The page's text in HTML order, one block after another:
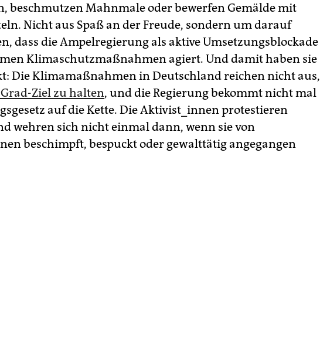
beschmutzen Mahnmale oder bewerfen Gemälde mit
Nicht aus Spaß an der Freude, sondern um darauf
dass die Ampelregierung als aktive Umsetzungsblockade
Klimaschutzmaßnahmen agiert. Und damit haben sie
Die Klimamaßnahmen in Deutschland reichen nicht aus,
Ziel zu halten, und die Regierung bekommt nicht mal
auf die Kette. Die Aktivis­t_in­nen protestieren
wehren sich nicht einmal dann, wenn sie von
beschimpft, bespuckt oder gewalttätig angegangen